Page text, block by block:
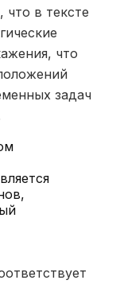
в тексте
что
задач